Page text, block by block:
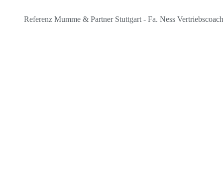
Referenz Mumme & Partner Stuttgart - Fa. Ness